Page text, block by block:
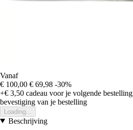
Vanaf
€ 100,00 € 69,98 -30%
+€ 3,50 cadeau voor je volgende bestelling
bevestiging van je bestelling
Loading...
Beschrijving